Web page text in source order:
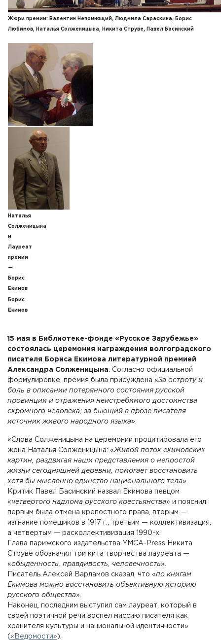
Жюри премии: Валентин Непомнящий, Людмила Сараскина, Борис
Любимов, Наталья Солженицына, Никита Струве, Павел Басинский
Наталья
Солженицына
и
Лауреат
премии
—
Борис
Екимов
Борис
Екимов
15 мая в Библиотеке-фонде «Русское Зарубежье»
состоялась церемония награждения волгоградского
писателя Бориса Екимова литературной премией
Александра Солженицына . Согласно официальной
формулировке, премия была присуждена «За остроту и
боль в описании потерянного состояния русской
провинции и отражения неистребимого достоинства
скромного человека; за бьющий в прозе писателя
источник живого народного языка»
«Слова Солженицына на церемонии процитировала его
жена Наталья Солженицына: «Живой поток екимовских
картин, раздвигая наши представления о непростой
жизни сегодняшней деревни, помогает восстановить
хотя бы мысленно единство национального тела».
Критик Павел Басинский назвал Екимова певцом
«четвертого надлома русского крестьянства» и пояснил:
первым была отмена крепостного права, вторым —
изгнание помещиков в 1917 г., третьим — коллективизация,
а четвертым — расколлективизация 1990-х.
Глава парижского издательства YMCA-Press Никита
Струве обозначил три кита творчества лауреата —
«обыденность, правдивость, человечность».
Писатель Алексей Варламов сказал, что «по книгам
Екимова можно восстановить объективную историю
русского общества».
Наконец, последним выступил сам лауреат, который в
своей поэтичной речи воспел миссию писателя как
хранителя культуры и национальной идентичности»
(«Ведомости» ).